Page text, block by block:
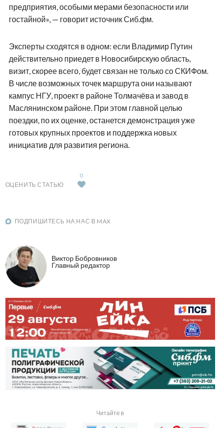
предприятия, особыми мерами безопасности или
гостайной», — говорит источник Сиб.фм.
Эксперты сходятся в одном: если Владимир Путин
действительно приедет в Новосибирскую область,
визит, скорее всего, будет связан не только со СКИФом.
В числе возможных точек маршрута они называют
кампус НГУ, проект в районе Толмачёва и завод в
Маслянинском районе. При этом главной целью
поездки, по их оценке, останется демонстрация уже
готовых крупных проектов и поддержка новых
инициатив для развития региона.
ОЦЕНИТЬ СТАТЬЮ
0
ПОДПИШИТЕСЬ НА НАС В MAX
Виктор Бобровников
Главный редактор
Читайте в